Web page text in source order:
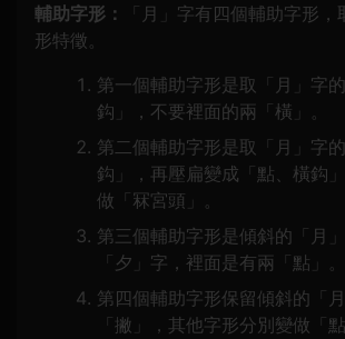
輔助字形：
「月」字有四個輔助字形
形特徵。
第一個輔助字形是取「月」字
鈎」，不要裡面的兩「橫」。
第二個輔助字形是取「月」字
鈎」，再壓扁變成「點、橫鈎
做「冧宮頭」。
第三個輔助字形是傾斜的「月
「夕」字，裡面是有兩「點」。
第四個輔助字形保留傾斜的「
「撇」，其他字形分別變做「